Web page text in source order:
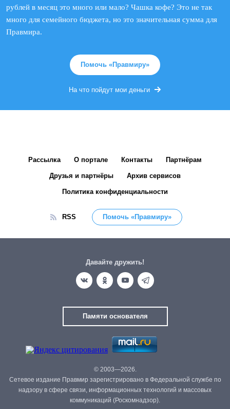
рублей в месяц это много или мало? Чашка кофе? Это не так
много для семейного бюджета, но это значительная сумма для
Правмира.
Помочь «Правмиру»
На что пойдут мои деньги
Рассылка О портале Контакты Партнёрам
Друзья и партнёры Архив сервисов
Политика конфиденциальности
RSS Помочь «Правмиру»
Давайте дружить!
Памяти основателя
© 2003—2026.
Сетевое издание Правмир зарегистрировано в Федеральной службе по
надзору в сфере связи, информационных технологий и массовых
коммуникаций (Роскомнадзор).